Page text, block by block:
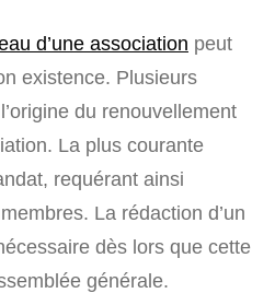
d’une association peut
existence. Plusieurs
du renouvellement
La plus courante
requérant ainsi
La rédaction d’un
dès lors que cette
générale.